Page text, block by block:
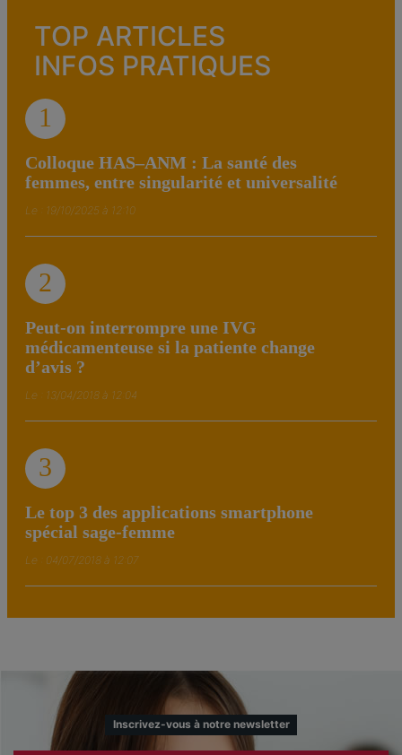
TOP ARTICLES
INFOS PRATIQUES
1
Colloque HAS–ANM : La santé des
femmes, entre singularité et universalité
Le : 19/10/2025 à 12:10
2
Peut-on interrompre une IVG
médicamenteuse si la patiente change
d’avis ?
Le : 13/04/2018 à 12:04
3
Le top 3 des applications smartphone
spécial sage-femme
Le : 04/07/2018 à 12:07
Inscrivez-vous à notre newsletter